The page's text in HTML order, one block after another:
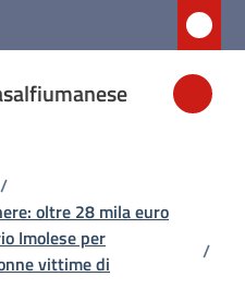
/
oltre 28 mila euro
Imolese per
vittime di
/